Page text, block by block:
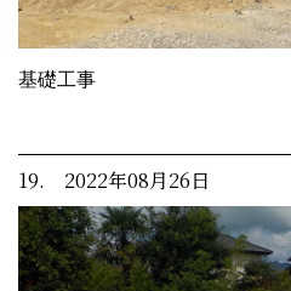
基礎工事
19. 2022年08月26日